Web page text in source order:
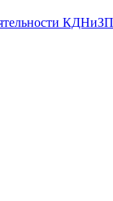
КДНиЗП